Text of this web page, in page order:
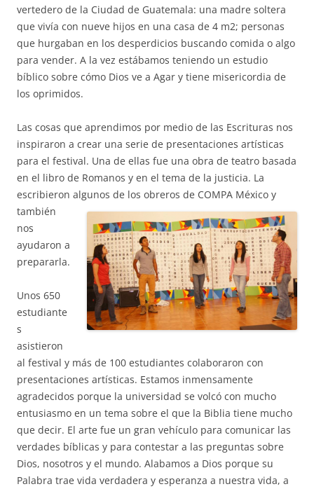
vertedero de la Ciudad de Guatemala: una madre soltera
que vivía con nueve hijos en una casa de 4 m2; personas
que hurgaban en los desperdicios buscando comida o algo
para vender. A la vez estábamos teniendo un estudio
bíblico sobre cómo Dios ve a Agar y tiene misericordia de
los oprimidos.
Las cosas que aprendimos por medio de las Escrituras nos
inspiraron a crear una serie de presentaciones artísticas
para el festival. Una de ellas fue una obra de teatro basada
en el libro de Romanos y en el tema de la justicia. La
escribieron algunos de los obreros de COMPA México y
también
nos
ayudaron a
prepararla.
Unos 650
estudiante
s
asistieron
al festival y más de 100 estudiantes colaboraron con
presentaciones artísticas. Estamos inmensamente
agradecidos porque la universidad se volcó con mucho
entusiasmo en un tema sobre el que la Biblia tiene mucho
que decir. El arte fue un gran vehículo para comunicar las
verdades bíblicas y para contestar a las preguntas sobre
Dios, nosotros y el mundo. Alabamos a Dios porque su
Palabra trae vida verdadera y esperanza a nuestra vida, a